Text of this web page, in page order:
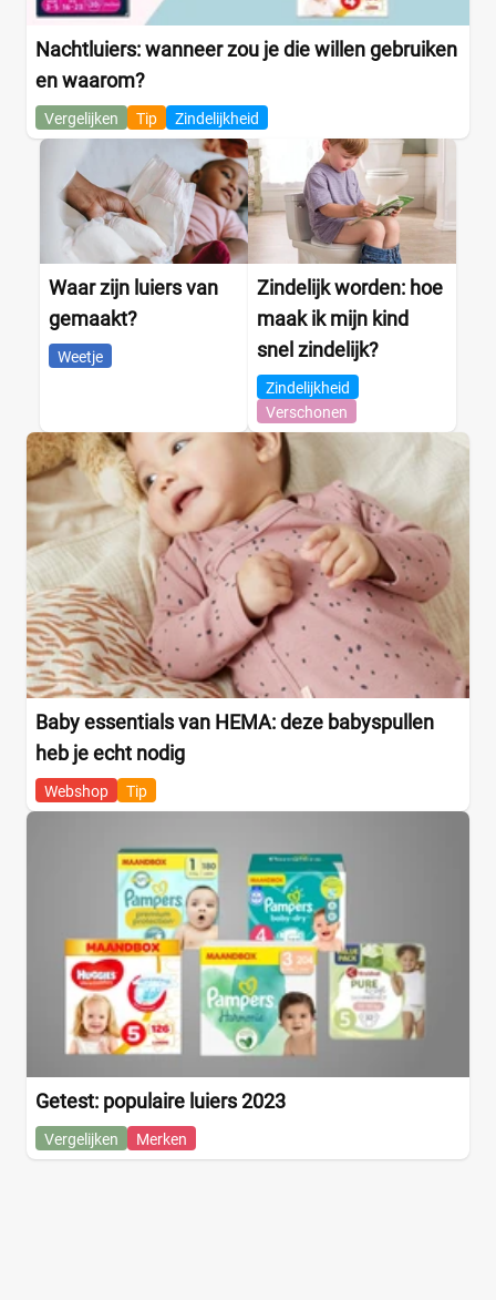
Nachtluiers: wanneer zou je die willen gebruiken
en waarom?
Vergelijken Tip Zindelijkheid
Waar zijn luiers van
gemaakt?
Weetje
Zindelijk worden: hoe
maak ik mijn kind
snel zindelijk?
Zindelijkheid
Verschonen
Baby essentials van HEMA: deze babyspullen
heb je echt nodig
Webshop Tip
Getest: populaire luiers 2023
Vergelijken Merken